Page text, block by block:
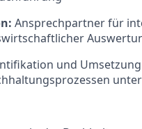
Ansprechpartner für
und